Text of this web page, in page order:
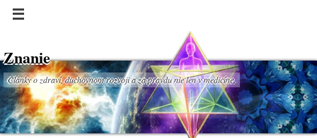
Znanie
Články o zdraví, duchovnom rozvoji a za pravdu nie len v medicíne.